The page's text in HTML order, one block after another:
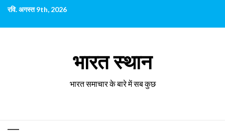
छोड़कर
पर
रवि. अगस्त 9th, 2026
भारत स्थान
भारत समाचार के बारे में सब कुछ